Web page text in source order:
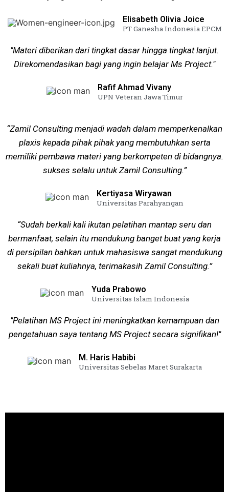
Elisabeth Olivia Joice
PT Ganesha Indonesia EPCM
"Materi diberikan dari tingkat dasar hingga tingkat lanjut.
Direkomendasikan bagi yang ingin belajar Ms Project."
Rafif Ahmad Vivany
UPN Veteran Jawa Timur
“Zamil Consulting menjadi wadah dalam memperkenalkan
plaxis kepada pihak pihak yang membutuhkan serta
memiliki pembawa materi yang berkompeten di bidangnya.
sukses selalu untuk Zamil Consulting.”
Kertiyasa Wiryawan
Universitas Parahyangan
“Sudah berkali kali ikutan pelatihan mantap seru dan
bermanfaat, selain itu mendukung banget buat yang kerja
di persipilan bahkan untuk mahasiswa sangat mendukung
sekali buat kuliahnya, terimakasih Zamil Consulting.”
Yuda Prabowo
Universitas Islam Indonesia
"Pelatihan MS Project ini meningkatkan kemampuan dan
pengetahuan saya tentang MS Project secara signifikan!"
M. Haris Habibi
Universitas Sebelas Maret Surakarta